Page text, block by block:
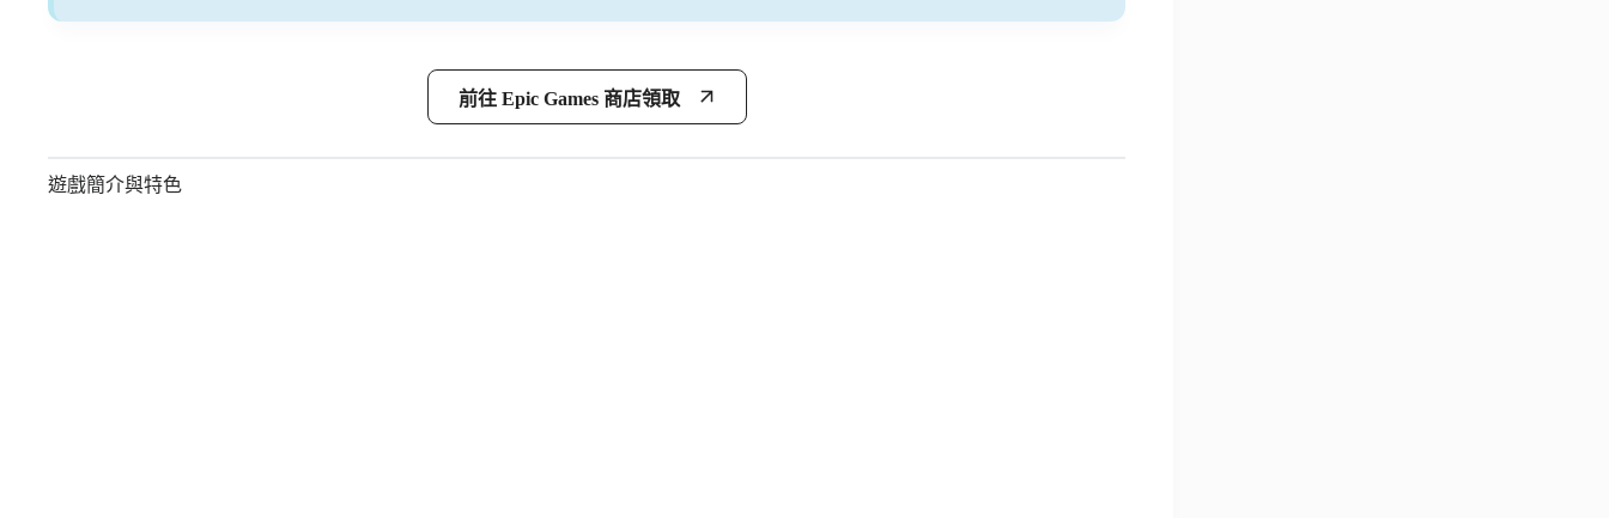
前往 Epic Games 商店領取
遊戲簡介與特色